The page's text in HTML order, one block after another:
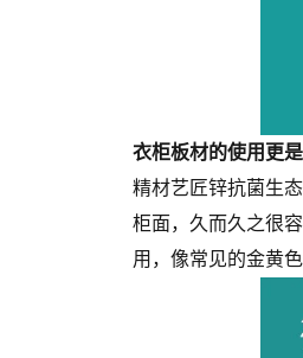
衣柜板材的使用更
精材艺匠锌抗菌生
柜面，久而久之很
用，像常见的金黄